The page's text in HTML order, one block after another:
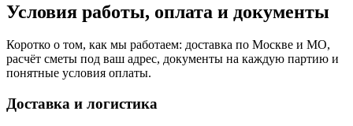
Условия работы, оплата и документы
Коротко о том, как мы работаем: доставка по Москве и МО,
расчёт сметы под ваш адрес, документы на каждую партию и
понятные условия оплаты.
Доставка и логистика